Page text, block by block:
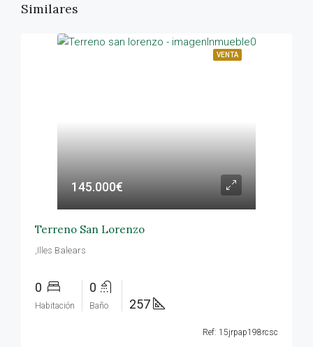
Similares
VENTA
145.000€
Terreno San Lorenzo
,Illes Balears
0
Habitación
0
Baño 257
Ref: 15jrpap198rcsc